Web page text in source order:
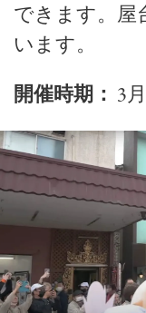
できます。屋
います。
開催時期： 3